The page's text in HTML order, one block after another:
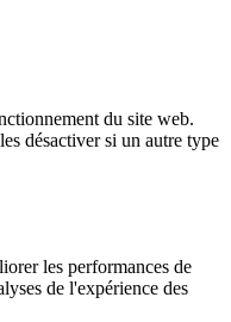
du site web.
désactiver si un autre type
les performances de
de l'expérience des